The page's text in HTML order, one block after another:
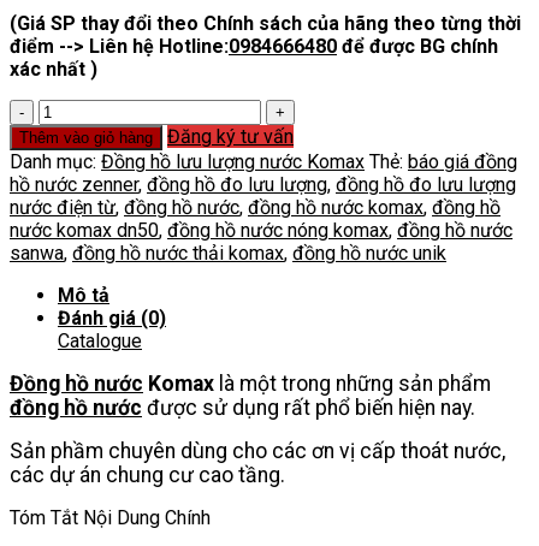
(Giá SP thay đổi theo Chính sách của hãng theo từng thời
điểm --> Liên hệ Hotline:0984666480 để được BG chính
xác nhất )
Đồng
hồ
nước
Komax
số
lượng
Thêm vào giỏ hàng
Đăng ký tư vấn
Danh mục: Đồng hồ lưu lượng nước Komax Thẻ: báo giá đồng
hồ nước zenner, đồng hồ đo lưu lượng, đồng hồ đo lưu lượng
nước điện từ, đồng hồ nước, đồng hồ nước komax, đồng hồ
nước komax dn50, đồng hồ nước nóng komax, đồng hồ nước
sanwa, đồng hồ nước thải komax, đồng hồ nước unik
Mô tả
Đánh giá (0)
Catalogue
Đồng hồ nước Komax là một trong những sản phẩm
đồng hồ nước được sử dụng rất phổ biến hiện nay.
Sản phầm chuyên dùng cho các ơn vị cấp thoát nước,
các dự án chung cư cao tầng.
Tóm Tắt Nội Dung Chính